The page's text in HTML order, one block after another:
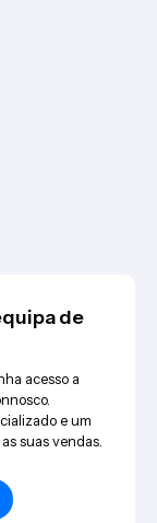
de
acesso a
e um
suas vendas.